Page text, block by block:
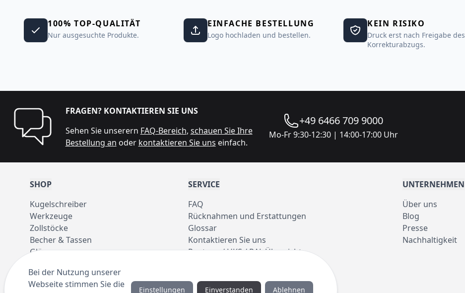
100% TOP-QUALITÄT
Nur ausgesuchte Produkte.
EINFACHE BESTELLUNG
Logo hochladen und bestellen.
KEIN RISIKO
Druck erst nach Freigabe des
Korrekturabzugs.
FRAGEN? KONTAKTIEREN SIE UNS
Sehen Sie unserern FAQ-Bereich, schauen Sie Ihre
Bestellung an oder kontaktieren Sie uns einfach.
+49 6466 709 9000
Mo-Fr 9:30-12:30 | 14:00-17:00 Uhr
SHOP
Kugelschreiber
Werkzeuge
Zollstöcke
Becher & Tassen
Gläser
Regenschirme
SERVICE
FAQ
Rücknahmen und Erstattungen
Glossar
Kontaktieren Sie uns
Pantone / HKS / RAL Übersicht
UNTERNEHMEN
Über uns
Blog
Presse
Nachhaltigkeit
Bei der Nutzung unserer
Webseite stimmen Sie die
Einstellungen Einverstanden Ablehnen